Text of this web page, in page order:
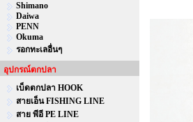
Shimano
Daiwa
PENN
Okuma
รอกทะเลอื่นๆ
อุปกรณ์ตกปลา
เบ็ดตกปลา HOOK
สายเอ็น FISHING LINE
สาย พีอี PE LINE